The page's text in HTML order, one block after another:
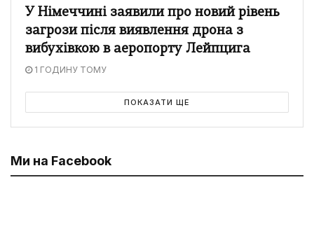
У Німеччині заявили про новий рівень
загрози після виявлення дрона з
вибухівкою в аеропорту Лейпцига
1 ГОДИНУ ТОМУ
ПОКАЗАТИ ЩЕ
Ми на Facebook